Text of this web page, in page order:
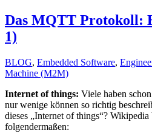
Das MQTT Protokoll:
1)
BLOG, Embedded Software,
Machine (M2M)
Internet of things: Viele haben
nur wenige können so richtig
dieses „Internet of things“? Wikipedia
folgendermaßen: